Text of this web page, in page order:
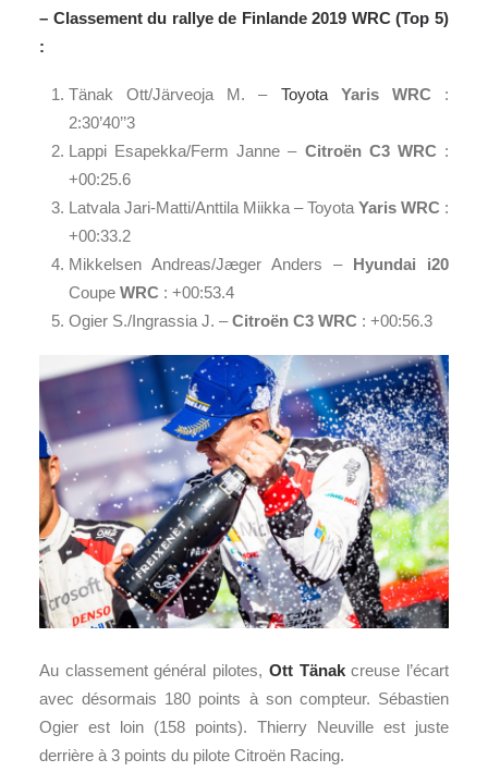
– Classement du rallye de Finlande 2019 WRC (Top 5)
:
Tänak Ott/Järveoja M. – Toyota Yaris WRC :
2:30’40’’3
Lappi Esapekka/Ferm Janne – Citroën C3 WRC :
+00:25.6
Latvala Jari-Matti/Anttila Miikka – Toyota Yaris WRC :
+00:33.2
Mikkelsen Andreas/Jæger Anders – Hyundai i20
Coupe WRC : +00:53.4
Ogier S./Ingrassia J. –Citroën C3 WRC : +00:56.3
Au classement général pilotes, Ott Tänakcreuse l’écart
avec désormais 180 points à son compteur. Sébastien
Ogier est loin (158 points). Thierry Neuville est juste
derrière à 3 points du pilote Citroën Racing.